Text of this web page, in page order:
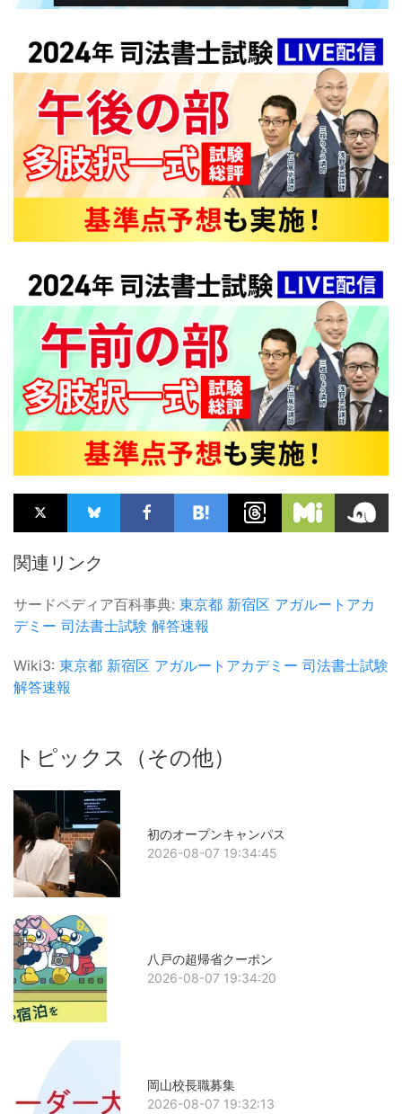
関連リンク
サードペディア百科事典: 東京都 新宿区 アガルートアカ
デミー 司法書士試験 解答速報
Wiki3: 東京都 新宿区 アガルートアカデミー 司法書士試験
解答速報
トピックス（その他）
初のオープンキャンパス
2026-08-07 19:34:45
八戸の超帰省クーポン
2026-08-07 19:34:20
岡山校長職募集
2026-08-07 19:32:13